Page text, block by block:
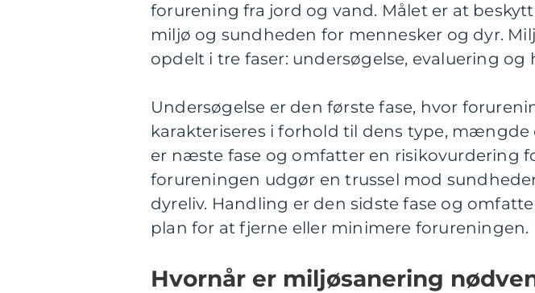
forurening fra jord og vand. Målet er at
miljø og sundheden for mennesker og dyr.
opdelt i tre faser: undersøgelse, evaluering og
Undersøgelse er den første fase, hvor
karakteriseres i forhold til dens type, mængde
er næste fase og omfatter en risikovurdering
forureningen udgør en trussel mod
dyreliv. Handling er den sidste fase og
plan for at fjerne eller minimere forureningen.
Hvornår er miljøsanering